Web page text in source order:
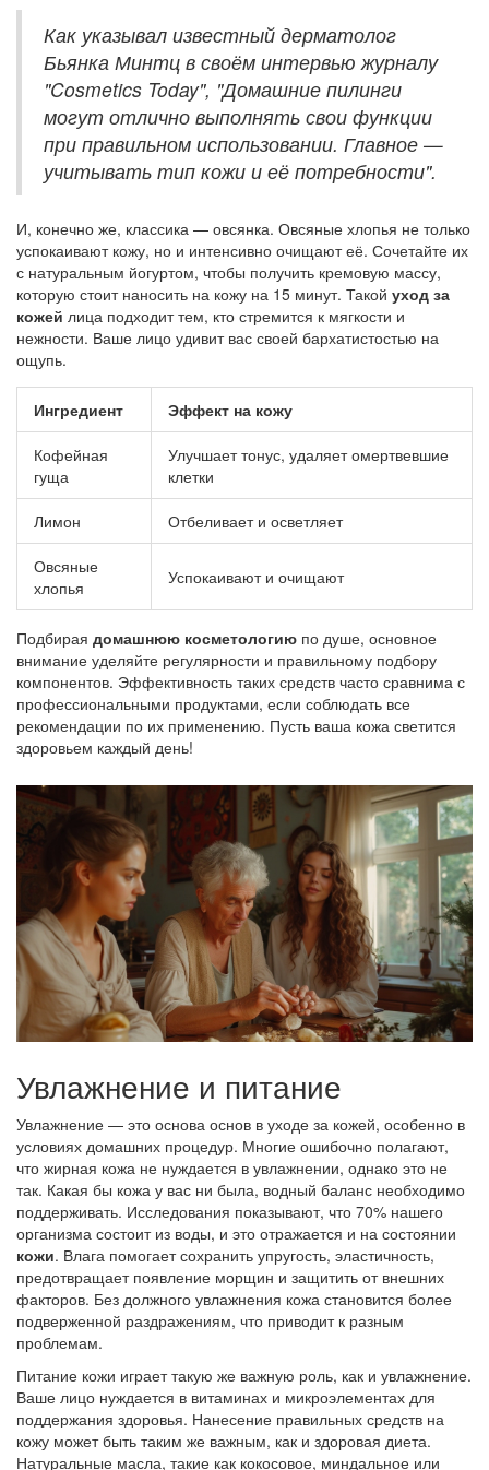
Как указывал известный дерматолог
Бьянка Минтц в своём интервью журналу
"Cosmetics Today", "Домашние пилинги
могут отлично выполнять свои функции
при правильном использовании. Главное —
учитывать тип кожи и её потребности".
И, конечно же, классика — овсянка. Овсяные хлопья не только
успокаивают кожу, но и интенсивно очищают её. Сочетайте их
с натуральным йогуртом, чтобы получить кремовую массу,
которую стоит наносить на кожу на 15 минут. Такой уход за
кожей лица подходит тем, кто стремится к мягкости и
нежности. Ваше лицо удивит вас своей бархатистостью на
ощупь.
Ингредиент Эффект на кожу
Кофейная
гуща
Улучшает тонус, удаляет омертвевшие
клетки
Лимон Отбеливает и осветляет
Овсяные
хлопья
Успокаивают и очищают
Подбирая домашнюю косметологию по душе, основное
внимание уделяйте регулярности и правильному подбору
компонентов. Эффективность таких средств часто сравнима с
профессиональными продуктами, если соблюдать все
рекомендации по их применению. Пусть ваша кожа светится
здоровьем каждый день!
Увлажнение и питание
Увлажнение — это основа основ в уходе за кожей, особенно в
условиях домашних процедур. Многие ошибочно полагают,
что жирная кожа не нуждается в увлажнении, однако это не
так. Какая бы кожа у вас ни была, водный баланс необходимо
поддерживать. Исследования показывают, что 70% нашего
организма состоит из воды, и это отражается и на состоянии
кожи. Влага помогает сохранить упругость, эластичность,
предотвращает появление морщин и защитить от внешних
факторов. Без должного увлажнения кожа становится более
подверженной раздражениям, что приводит к разным
проблемам.
Питание кожи играет такую же важную роль, как и увлажнение.
Ваше лицо нуждается в витаминах и микроэлементах для
поддержания здоровья. Нанесение правильных средств на
кожу может быть таким же важным, как и здоровая диета.
Натуральные масла, такие как кокосовое, миндальное или